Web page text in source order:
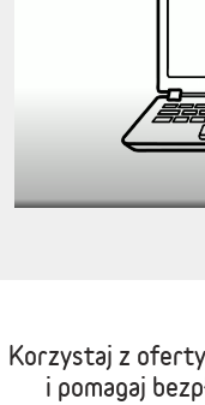
Korzystaj z oferty
i pomagaj